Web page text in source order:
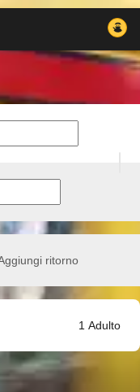
ritorno
1 Adulto